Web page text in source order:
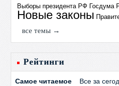
Выборы президента РФ Госдума
Новые законы
все темы →
Рейтинги
Самое читаемое Все за